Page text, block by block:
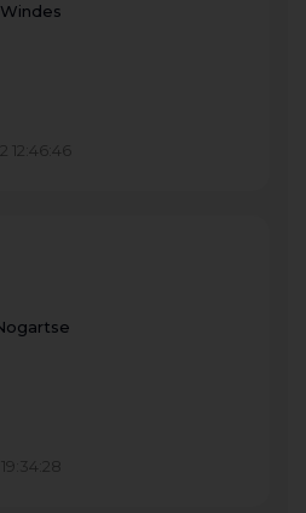
Windes
12:46:46